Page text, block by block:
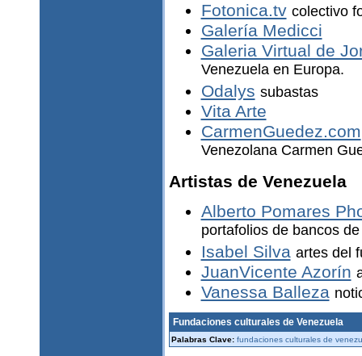
Fotonica.tv colectivo
Galería Medicci
Galeria Virtual de
Venezuela en Europa.
Odalys subastas
Vita Arte
CarmenGuedez.com
Venezolana Carmen
Artistas de Venezuela
Alberto Pomares
portafolios de bancos
Isabel Silva artes del
JuanVicente Azorín
Vanessa Balleza
Fundaciones culturales de Venezuela
Palabras Clave: fundaciones culturales de